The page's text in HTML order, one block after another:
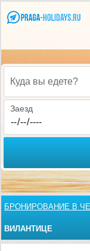
Куда вы едете?
Заезд
БРОНИРОВАНИЕ В
ВИЛАНТИЦЕ